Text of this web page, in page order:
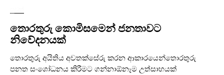
තොරතුරු කොමිසමෙන් ජනතාවට
නිවේදනයක්
තොරතුරු අයිතිය අවතක්සේරු කරන ආකාරයෙන්තොරතුරු
පනත සංශෝධනය කිරීමට ගන්නාඕනෑම උත්සාහයක්